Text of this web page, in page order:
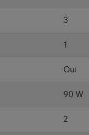
3
1
Oui
90 W
2